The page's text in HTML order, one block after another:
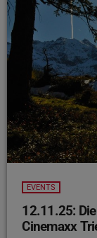
EVENTS
12.11.25:
Cinemaxx